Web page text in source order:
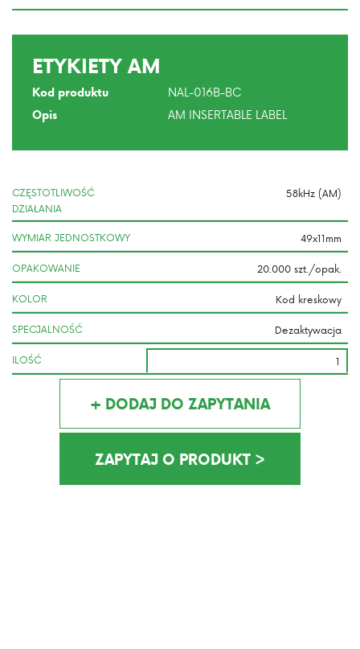
ETYKIETY AM
Kod produktu NAL-016B-BC
Opis AM INSERTABLE LABEL
CZĘSTOTLIWOŚĆ
DZIAŁANIA
WYMIAR JEDNOSTKOWY
OPAKOWANIE
KOLOR
SPECJALNOŚĆ
ILOŚĆ
+ DODAJ DO ZAPYTANIA